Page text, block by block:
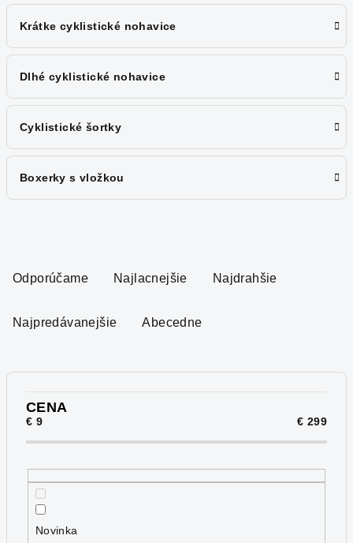
Krátke cyklistické nohavice
Dlhé cyklistické nohavice
Cyklistické šortky
Boxerky s vložkou
Odporúčame Najlacnejšie Najdrahšie
Najpredávanejšie Abecedne
CENA
€ 9 € 299
Novinka